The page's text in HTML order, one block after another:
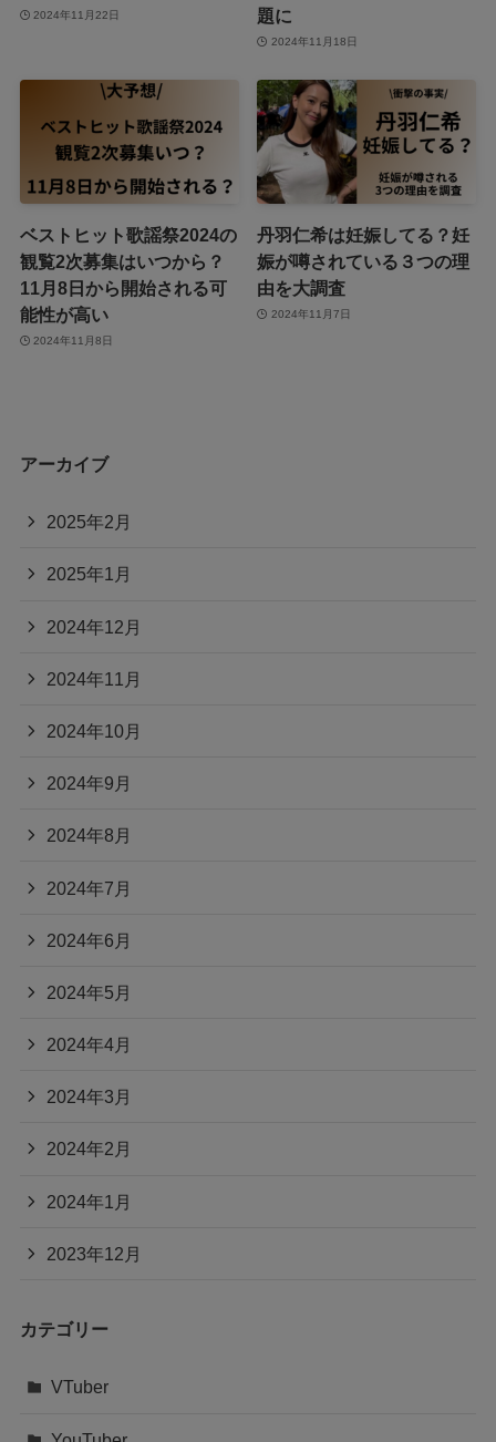
2024年11月22日
題に
2024年11月18日
ベストヒット歌謡祭2024の
観覧2次募集はいつから？
11月8日から開始される可
能性が高い
2024年11月8日
丹羽仁希は妊娠してる？妊
娠が噂されている３つの理
由を大調査
2024年11月7日
アーカイブ
2025年2月
2025年1月
2024年12月
2024年11月
2024年10月
2024年9月
2024年8月
2024年7月
2024年6月
2024年5月
2024年4月
2024年3月
2024年2月
2024年1月
2023年12月
カテゴリー
VTuber